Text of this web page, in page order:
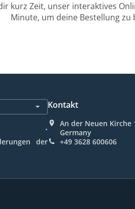
kurz Zeit, unser interaktives
Minute, um deine Bestellung
.
der
Kontakt
An der Neuen Kirche
Germany
+49 3628 600606